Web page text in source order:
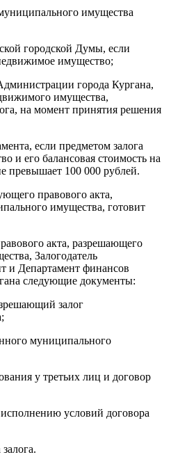
имущества
городской Думы, если
имущество;
города Кургана,
имущества,
на момент принятия решения
если предметом залога
и его балансовая стоимость на
превышает 100 000 рублей.
правового акта,
имущества, готовит
акта, разрешающего
Залогодатель
и Департамент финансов
следующие документы:
залог
муниципального
у третьих лиц и договор
условий договора